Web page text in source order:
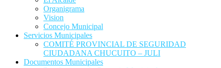
Organigrama
Vision
Concejo Municipal
Servicios Municipales
COMITÉ PROVINCIAL DE SEGURIDAD
CIUDADANA CHUCUITO – JULI
Documentos Municipales